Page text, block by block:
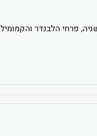
פרחי הלבנדר והקמומיל